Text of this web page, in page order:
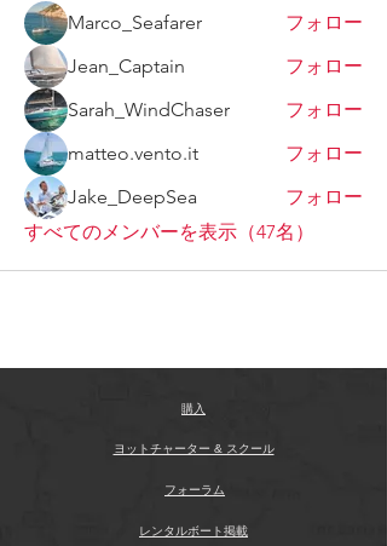
Marco_Seafarer
フォロー
Jean_Captain
フォロー
Sarah_WindChaser
フォロー
matteo.vento.it
フォロー
Jake_DeepSea
フォロー
すべてのメンバーを表示（47名）
購入
ヨットチャーター & スクール
フォーラム
レンタルボート掲載